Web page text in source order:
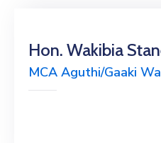
Hon. Wakibia
MCA Aguthi/Gaaki